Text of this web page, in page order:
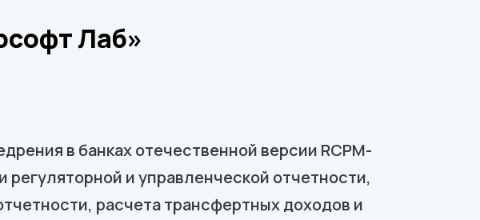
Лаб»
в банках отечественной версии RCPM-
и управленческой отчетности,
расчета трансфертных доходов и